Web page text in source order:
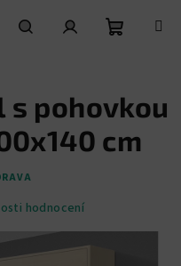
košík
s pohovkou
cm
hodnocení